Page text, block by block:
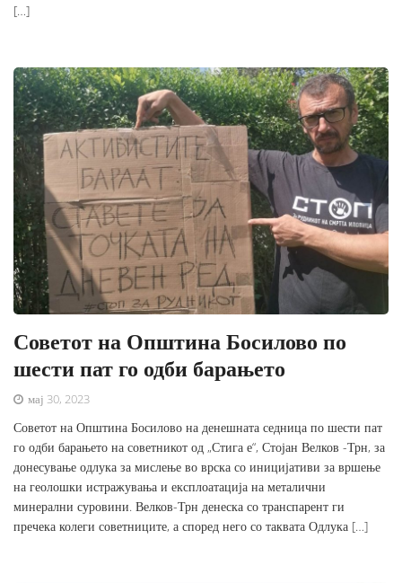
[…]
Советот на Општина Босилово по
шести пат го одби барањето
мај 30, 2023
Советот на Општина Босилово на денешната седница по шести пат
го одби барањето на советникот од „Стига е“, Стојан Велков -Трн, за
донесување одлука за мислење во врска со иницијативи за вршење
на геолошки истражувања и експлоатација на металични
минерални суровини. Велков-Трн денеска со транспарент ги
пречека колеги советниците, а според него со таквата Одлука […]